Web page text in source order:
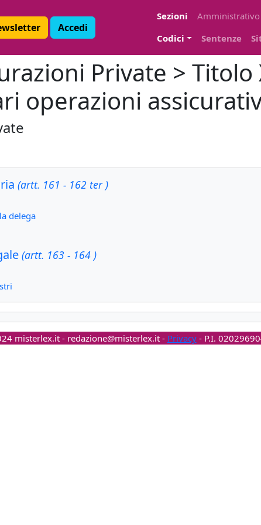
Accedi
Sezioni
Amministrativo
Codici
Sentenze
Private >
operazioni
(artt. 161 - 162 ter )
delega
(artt. 163 - 164 )
misterlex.it - redazione@misterlex.it- Privacy- P.I.